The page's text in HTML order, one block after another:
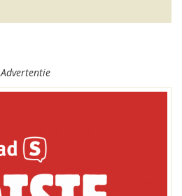
Advertentie